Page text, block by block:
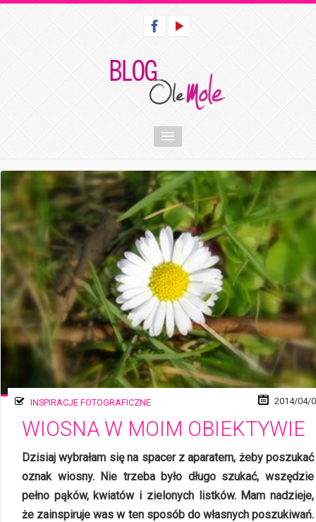
INSPIRACJE FOTOGRAFICZNE 2014/04/
WIOSNA W MOIM OBIEKTYWIE
Dzisiaj wybrałam się na spacer z aparatem, żeby poszukać
oznak wiosny. Nie trzeba było długo szukać, wszędzie
pełno pąków, kwia­tów i zielonych listków. Mam nadzieje,
że zainspiruje was w ten sposób do własnych poszukiwań.